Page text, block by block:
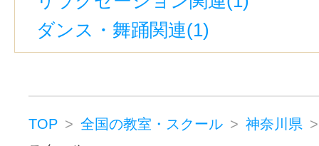
川崎市麻生区(7)
相模原市緑区
相模原市中央区(3)
藤沢市(11)
小田原市(6)
茅ヶ
逗子市(2)
秦野市(2)
大和市(6)
相模大野駅(3)
小田原駅(3)
日ノ出町駅(3)
上大岡駅(2)
元
石上駅(2)
伊勢佐木長者町駅(2)
ダンス・舞踊関連(1)
TOP 全国の教室・スクール
神奈川県